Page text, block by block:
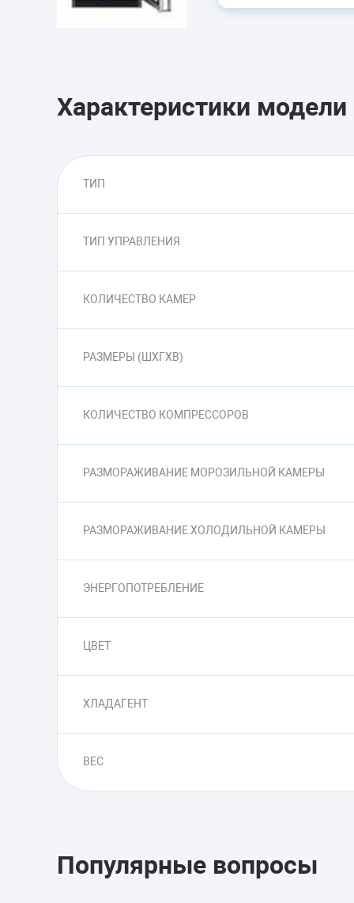
Характеристики модели
ТИП
ТИП УПРАВЛЕНИЯ
КОЛИЧЕСТВО КАМЕР
РАЗМЕРЫ (ШXГXВ)
КОЛИЧЕСТВО КОМПРЕССОРОВ
РАЗМОРАЖИВАНИЕ МОРОЗИЛЬНОЙ КАМЕРЫ
РАЗМОРАЖИВАНИЕ ХОЛОДИЛЬНОЙ КАМЕРЫ
ЭНЕРГОПОТРЕБЛЕНИЕ
ЦВЕТ
ХЛАДАГЕНТ
ВЕС
Популярные вопросы